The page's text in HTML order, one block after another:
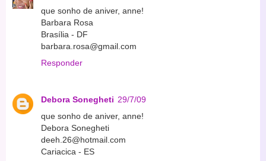
que sonho de aniver, anne!
Barbara Rosa
Brasília - DF
barbara.rosa@gmail.com
Responder
Debora Sonegheti 29/7/09
que sonho de aniver, anne!
Debora Sonegheti
deeh.26@hotmail.com
Cariacica - ES